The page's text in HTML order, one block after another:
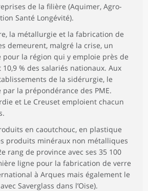
de la filière (Aquimer, Agro-
Santé Longévité).
la métallurgie et la fabrication de
demeurent, malgré la crise, un
la région qui y emploie près de
10,9 % des salariés nationaux. Aux
de la sidérurgie, le
la prépondérance des PME.
et Le Creuset emploient chacun
en caoutchouc, en plastique
produits minéraux non métalliques
rang de province avec ses 35 100
ligne pour la fabrication de verre
à Arques mais également le
Saverglass dans l’Oise).